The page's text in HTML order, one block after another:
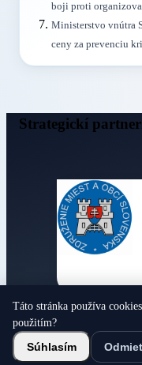
boji proti
Ministerstvo vnútra
ceny za prevenciu
Strategickí
Obecné noviny
© 2026 Všetky práva
Táto stránka používa
použitím?
Súhlasím